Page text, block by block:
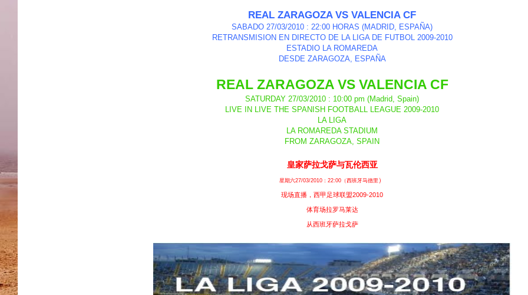
REAL ZARAGOZA VS VALENCIA CF
SABADO 27/03/2010 : 22:00 HORAS (MADRID, ESPAÑA)
RETRANSMISION EN DIRECTO DE LA LIGA DE FUTBOL 2009-2010
ESTADIO LA ROMAREDA
DESDE ZARAGOZA, ESPAÑA
REAL ZARAGOZA VS VALENCIA CF
SATURDAY 27/03/2010 : 10:00 pm (Madrid, Spain)
LIVE IN LIVE THE SPANISH FOOTBALL LEAGUE 2009-2010
LA LIGA
LA ROMAREDA STADIUM
FROM ZARAGOZA, SPAIN
皇家萨拉戈萨与瓦伦西亚
星期六27/03/2010：22:00（西班牙马德里）
现场直播，西甲足球联盟2009-2010
体育场拉罗马莱达
从西班牙萨拉戈萨